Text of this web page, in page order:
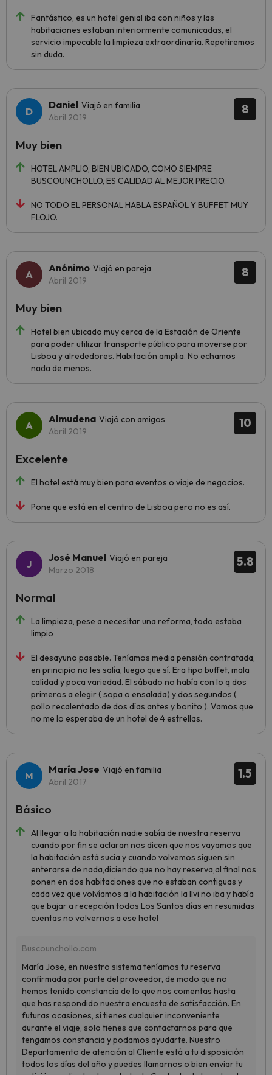
Fantástico, es un hotel genial iba con niños y las
habitaciones estaban interiormente comunicadas, el
servicio impecable la limpieza extraordinaria. Repetiremos
sin duda.
8
Daniel Viajó en familia
Abril 2019
HOTEL AMPLIO, BIEN UBICADO, COMO SIEMPRE
BUSCOUNCHOLLO, ES CALIDAD AL MEJOR PRECIO.
NO TODO EL PERSONAL HABLA ESPAÑOL Y BUFFET MUY
FLOJO.
Muy bien
8
Anónimo Viajó en pareja
Abril 2019
Hotel bien ubicado muy cerca de la Estación de Oriente
para poder utilizar transporte público para moverse por
Lisboa y alrededores. Habitación amplia. No echamos
nada de menos.
Muy bien
10
Almudena Viajó con amigos
Abril 2019
El hotel está muy bien para eventos o viaje de negocios.
Pone que está en el centro de Lisboa pero no es así.
Excelente
5.8
José Manuel Viajó en pareja
Marzo 2018
La limpieza, pese a necesitar una reforma, todo estaba
limpio
El desayuno pasable. Teníamos media pensión contratada,
en principio no les salía, luego que sí. Era tipo buffet, mala
calidad y poca variedad. El sábado no había con lo q dos
primeros a elegir ( sopa o ensalada) y dos segundos (
pollo recalentado de dos días antes y bonito ). Vamos que
no me lo esperaba de un hotel de 4 estrellas.
Normal
1.5
María Jose Viajó en familia
Abril 2017
Al llegar a la habitación nadie sabía de nuestra reserva
cuando por fin se aclaran nos dicen que nos vayamos que
la habitación está sucia y cuando volvemos siguen sin
enterarse de nada,diciendo que no hay reserva,al final nos
ponen en dos habitaciones que no estaban contiguas y
cada vez que volvíamos a la habitación la llvi no iba y había
que bajar a recepción todos Los Santos días en resumidas
cuentas no volvernos a ese hotel
Básico